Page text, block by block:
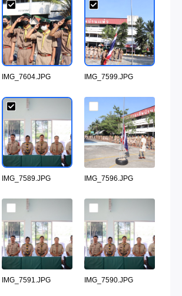
IMG_7604.JPG IMG_7599.JPG
IMG_7589.JPG IMG_7596.JPG
IMG_7591.JPG IMG_7590.JPG